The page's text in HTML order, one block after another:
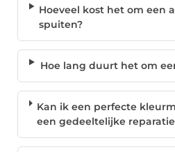
Hoeveel kost het om een
spuiten?
Hoe lang duurt het om
Kan ik een perfecte
een gedeeltelijke